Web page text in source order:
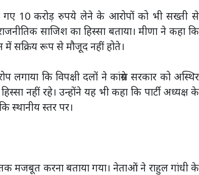
गए 10 करोड़ रुपये लेने के आरोपों को भी सख्ती से
साजिश का हिस्सा बताया। मीणा ने कहा कि
सक्रिय रूप से मौजूद नहीं होते।
लगाया कि विपक्षी दलों ने कांग्रेस सरकार को अस्थिर
नहीं रहे। उन्होंने यह भी कहा कि पार्टी अध्यक्ष के
स्थानीय स्तर पर।
मजबूत करना बताया गया। नेताओं ने राहुल गांधी के